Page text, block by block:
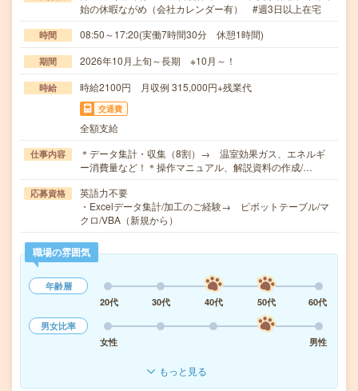
始の休暇ながめ（会社カレンダー有） #週3日以上在宅
時間 08:50～17:20(実働7時間30分 休憩1時間)
期間 2026年10月上旬～長期 ※10月～！
時給 時給2100円 月収例 315,000円+残業代
交通費
全額支給
仕事内容
＊データ集計・収集（8割）→ 温室効果ガス、エネルギ
ー消費量など！＊操作マニュアル、解説資料の作成/…
応募資格
英語力不要
・Excelデータ集計/加工のご経験→ ピボットテーブル/マ
クロ/VBA（新規から）
職場の雰囲気
年齢層
20代
30代 40代 50代
60代
男女比率
女性
男性
もっと見る